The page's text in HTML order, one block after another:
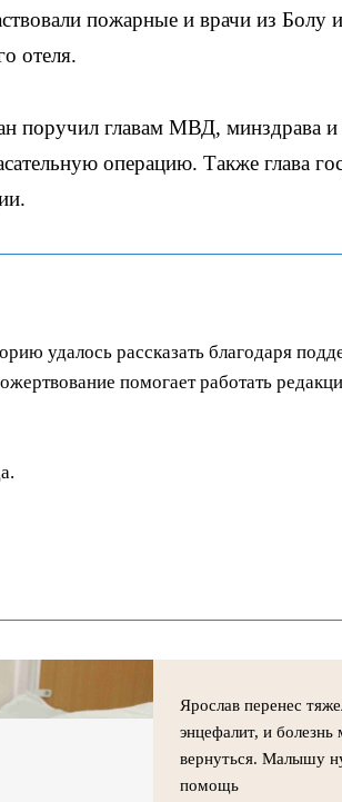
пожарные и врачи из Болу
отеля.
поручил главам МВД, минздрава
операцию. Также глава
удалось рассказать благодаря
помогает работать
Ярослав перенес
энцефалит, и болезнь
вернуться. Малышу
помощь